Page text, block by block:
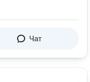
Чат